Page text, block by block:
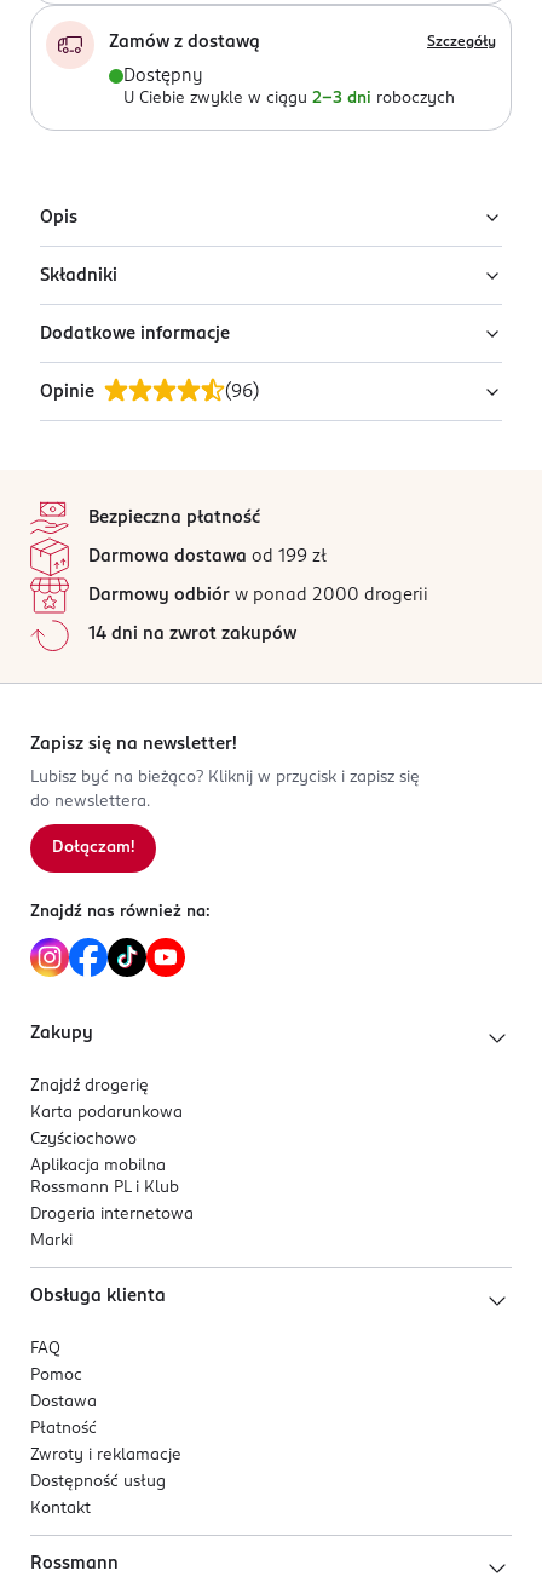
Zamów z dostawą Szczegóły
Dostępny
U Ciebie zwykle w ciągu 2-3 dni roboczych
Opis
Delikatne chusteczki nawilżające. 30 chusteczek.
Z aloesem i alantoiną.
Nie zawierają kompozycji zapachowych,
barwników, alkoholu, oleju parafinowego oraz
glikolu polietylenowego.
Składniki
Aqua, Glycerin, Allantoin, Aloe Barbadensis Leaf Juice,
Caprylyl/ Capryl Glucoside, Citric Acid, Sodium Citrate,
Ethylhexylglycerin, Sodium Benzoate, Potassium
Sorbate.
Dodatkowe informacje
PRODUCENT/PODMIOT ODPOWIEDZIALNY
Dirk Rossmann GmbH
Burgwedel
product@rossmann.info
48426139700
DE-Niemcy
Kod EAN
Opinie (96)
Wszystkie opinie są zweryfikowane zakupem.
4
0%
2
1
0%
Sortowanie wg
Bezpieczna płatność
Darmowa dostawa od 199 zł
Darmowy odbiór w ponad 2000 drogerii
14 dni na zwrot zakupów
Zapisz się na newsletter!
Lubisz być na bieżąco? Kliknij w przycisk i zapisz się
do newslettera.
Dołączam!
Znajdź nas również na:
Zakupy
Znajdź drogerię
Karta podarunkowa
Czyściochowo
Aplikacja mobilna
Rossmann PL i Klub
Drogeria internetowa
Marki
Obsługa klienta
FAQ
Pomoc
Dostawa
Płatność
Zwroty i reklamacje
Dostępność usług
Kontakt
Rossmann